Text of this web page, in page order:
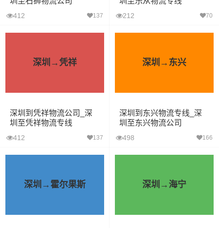
412 137 212 70
深圳→凭祥
深圳到凭祥物流公司_深
圳至凭祥物流专线
412 137
深圳→东兴
深圳到东兴物流专线_深
圳至东兴物流公司
498 166
深圳→霍尔果斯 深圳→海宁